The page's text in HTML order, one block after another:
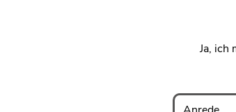
Ja, ich
Anrede